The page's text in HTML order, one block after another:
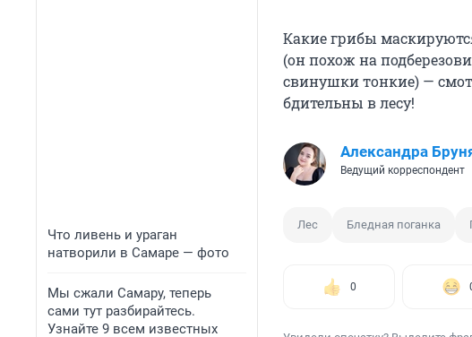
Что ливень и ураган
натворили в Самаре — фото
Мы сжали Самару, теперь
сами тут разбирайтесь.
Узнайте 9 всем известных
Какие грибы
(он похож на
свинушки тонкие) —
бдительны в лесу!
Александра
Ведущий корреспондент
Лес Бледная поганка
0